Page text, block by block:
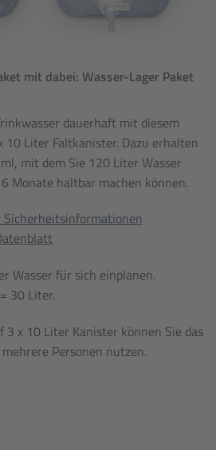
mit dabei: Wasser-Lager Paket
dauerhaft mit diesem
10 Liter Faltkanister. Dazu erhalten
mit dem Sie 120 Liter Wasser
Monate haltbar machen können.
Wasser für sich einplanen.
30 Liter.
x 10 Liter Kanister können Sie das
Personen nutzen.